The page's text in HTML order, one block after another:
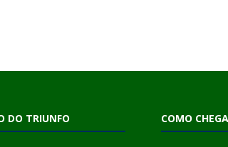
DO TRIUNFO COMO